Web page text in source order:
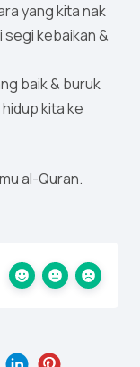
yang kita nak
segi kebaikan &
baik & buruk
kita ke
al-Quran.